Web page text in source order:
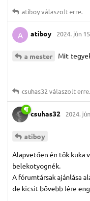
atiboyválaszolt erre.
A atiboy 2024. jún
a mester Mit
csuhas32 válaszolt erre.
csuhas32 2024.
atiboy
Alapvetően én tök kuka
belekotyognék.
A fórumtársak ajánlása
de kicsit bővebb lére